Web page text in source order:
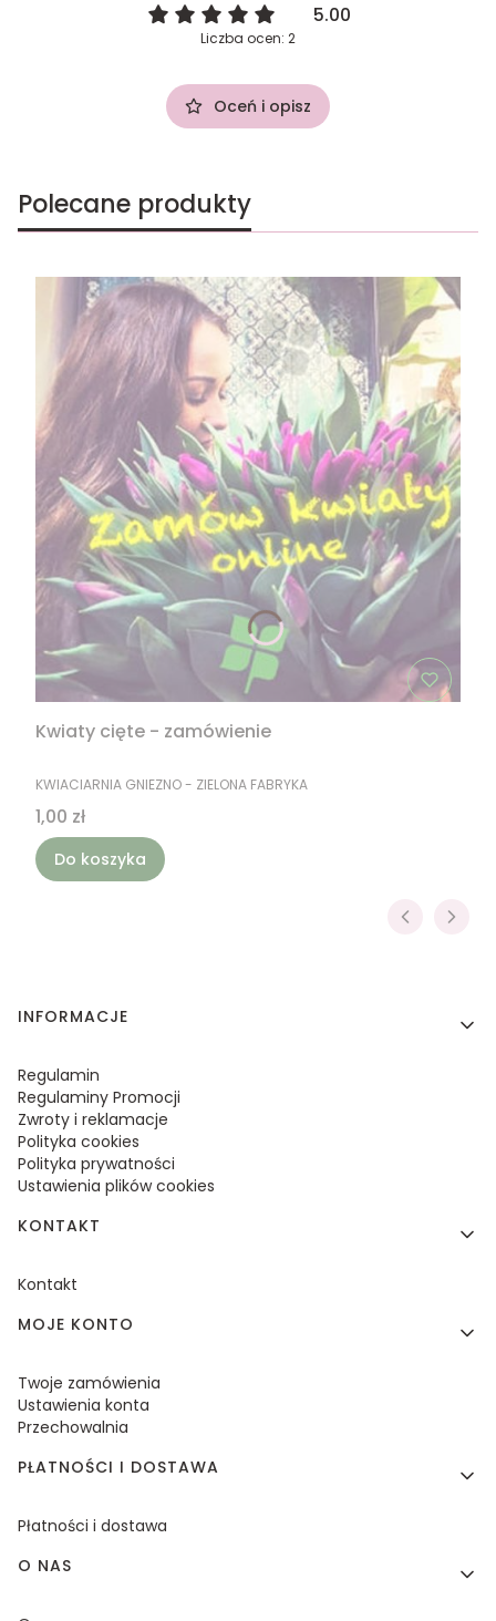
5.00
Liczba ocen: 2
Oceń i opisz
Polecane produkty
Kwiaty cięte - zamówienie
PRODUCENT
KWIACIARNIA GNIEZNO - ZIELONA FABRYKA
Cena
1,00 zł
Do koszyka
Linki w stopce
INFORMACJE
Regulamin
Regulaminy Promocji
Zwroty i reklamacje
Polityka cookies
Polityka prywatności
Ustawienia plików cookies
KONTAKT
Kontakt
MOJE KONTO
Twoje zamówienia
Ustawienia konta
Przechowalnia
PŁATNOŚCI I DOSTAWA
Płatności i dostawa
O NAS